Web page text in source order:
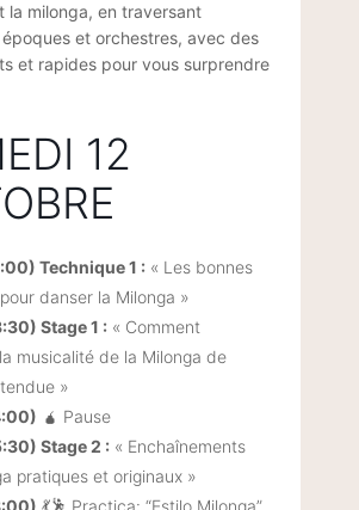
la milonga, en traversant
et orchestres, avec des
et rapides pour vous surprendre
12
Technique 1 : « Les bonnes
danser la Milonga »
Stage 1 : « Comment
musicalité de la Milonga de
»
🧉 Pause
Stage 2 : « Enchaînements
pratiques et originaux »